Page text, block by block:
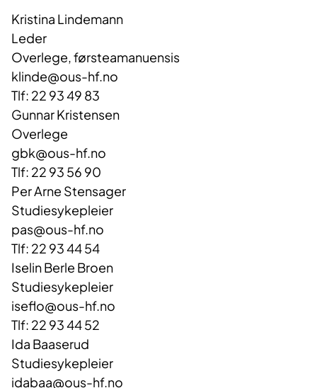
Kristina Lindemann
Leder
Overlege, førsteamanuensis
klinde@ous-hf.no
Tlf: 22 93 49 83
Gunnar Kristensen
Overlege
gbk@ous-hf.no
Tlf: 22 93 56 90
Per Arne Stensager
Studiesykepleier
pas@ous-hf.no
Tlf: 22 93 44 54
Iselin Berle Broen
Studiesykepleier
iseflo@ous-hf.no
Tlf: 22 93 44 52
Ida Baaserud
Studiesykepleier
idabaa@ous-hf.no